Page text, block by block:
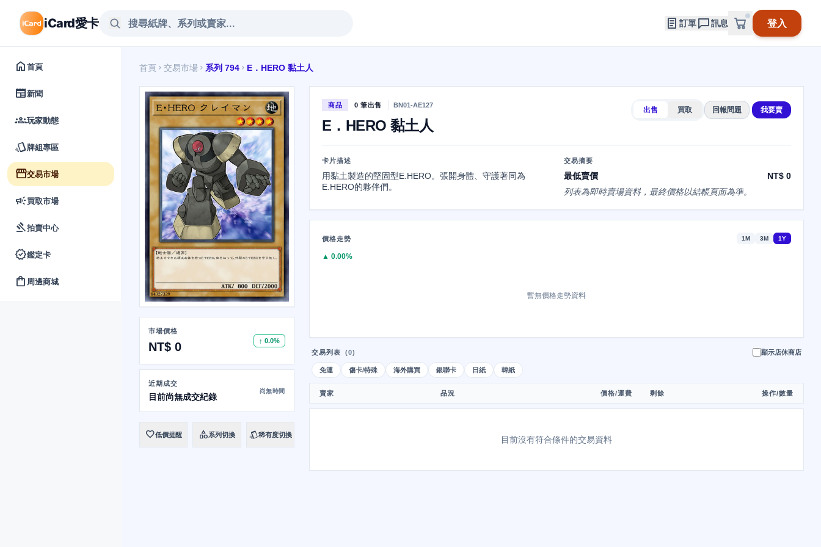
iCard愛卡 訂單 訊息 登入
home首頁
newspaper新聞
groups玩家動態
style牌組專區
storefront交易市場
campaign買取市場
gavel拍賣中心
verified鑑定卡
shopping_bag 周邊商城
首頁 chevron_right 交易市場 chevron_right 系列 794 chevron_right E．HERO 黏土人
市場價格
NT$ 0 ↑ 0.0%
近期成交
目前尚無成交紀錄
尚無時間
favorite低價提醒 category系列切換 style稀有度切換
商品 0 筆出售 BN01-AE127
E．HERO 黏土人
出售 買取 回報問題 我要賣
卡片描述
用黏土製造的堅固型E.HERO。張開身體、守護著同為
E.HERO的夥伴們。
交易摘要
最低賣價
NT$ 0
列表為即時賣場資料，最終價格以結帳頁面為準。
價格走勢 1M 3M 1Y
▲ 0.00%
暫無價格走勢資料
交易列表 (0) 顯示店休商店
免運 傷卡/特殊 海外購買 銀聯卡 日紙 韓紙
賣家 品況 價格/運費 剩餘 操作/數量
目前沒有符合條件的交易資料